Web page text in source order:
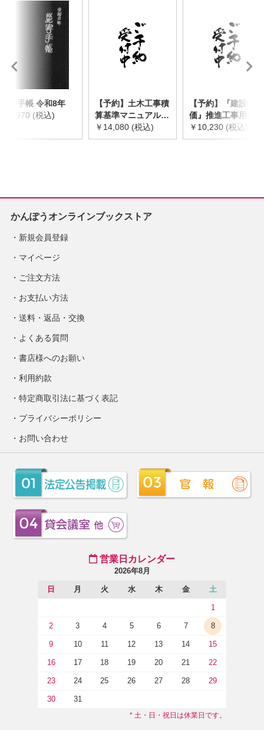
災害手帳 令和8年
￥2,970 (税込)
【予約】土木工事積
算基準マニュアル
令和8年度版
※2026年8月下旬発
￥14,080 (税込)
【予約】『建設物
価』推進工事用機械
器具等基礎価格表
2026年度版
￥10,230 (税込)
かんぽうオンラインブックストア
新規会員登録
マイページ
ご注文方法
お支払い方法
送料・返品・交換
よくある質問
書店様へのお願い
利用約款
特定商取引法に基づく表記
プライバシーポリシー
お問い合わせ
営業日カレンダー
2026年8月
日 月 火 水 木 金 土
1
2 3 4 5 6 7 8
9 10 11 12 13 14 15
16 17 18 19 20 21 22
23 24 25 26 27 28 29
30 31
* 土・日・祝日は休業日です。